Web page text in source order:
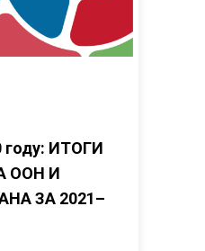
году: ИТОГИ
ООН И
ЗА 2021–